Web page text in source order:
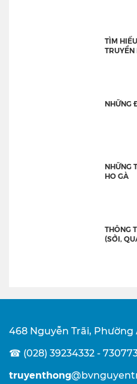
TÌM
NHỮNG
NHỮNG
HO GÀ
THÔNG
(SỞI,
468 Nguyễn Trãi, Phường
☎ (028) 39234332 -
truyenthong